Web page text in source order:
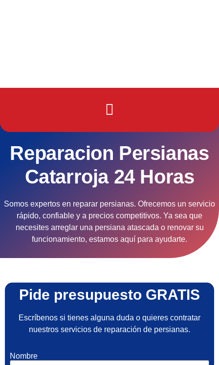
Reparacion Persianas
Catarroja 24 Horas
Somos expertos en reparar persianas. Ofrecemos un servicio
rápido, confiable y a precios competitivos. Ya sea que
necesites arreglar una persiana atascada o renovar su
funcionamiento, estamos aquí para ayudarte.
Pide presupuesto GRATIS
Escríbenos si tienes alguna duda o quieres contratar
nuestros servicios de reparación de persianas.
Nombre